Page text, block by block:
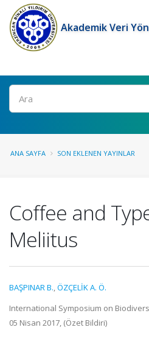
Akademik Veri
Ara
ANA SAYFA SON EKLENEN YAYINLAR
Coffee and
Meliitus
BAŞPINAR B.,ÖZÇELİK A. Ö.
International Symposium on
05 Nisan 2017, (Özet Bildiri)